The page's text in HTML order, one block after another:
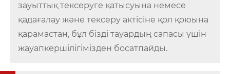
зауыттық тексеруге қатысуына немесе
қадағалау және тексеру актісіне қол қоюына
қарамастан, бұл бізді тауардың сапасы үшін
жауапкершілігімізден босатпайды.